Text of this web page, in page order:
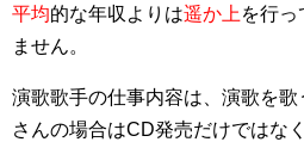
平均的な年収よりは遥か上 を行っ
ません。
演歌歌手の仕事内容は、演歌を
さんの場合はCD発売だけではな